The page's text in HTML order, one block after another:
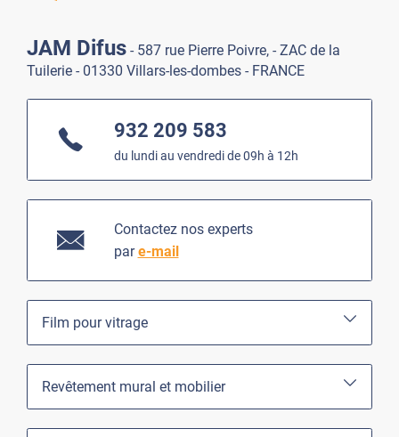
JAM Difus - 587 rue Pierre Poivre, - ZAC de la
Tuilerie - 01330 Villars-les-dombes - FRANCE
932 209 583
du lundi au vendredi de 09h à 12h
Contactez nos experts
pare-mail
Film pour vitrage
Revêtement mural et mobilier